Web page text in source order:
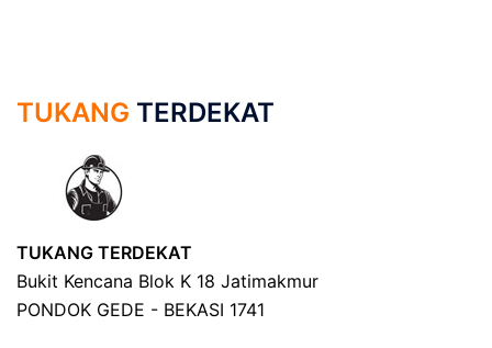
TUKANG TERDEKAT
TUKANG TERDEKAT
Bukit Kencana Blok K 18 Jatimakmur
PONDOK GEDE - BEKASI 1741